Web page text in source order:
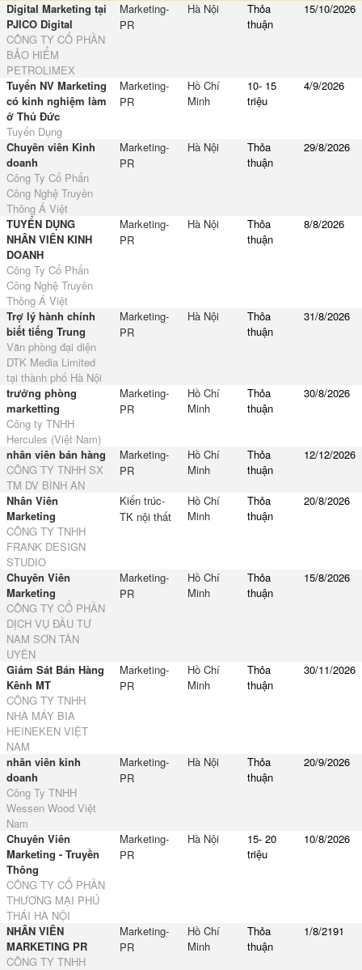
Digital Marketing tại
PJICO Digital
CÔNG TY CỔ PHẦN
BẢO HIỂM
PETROLIMEX
Marketing-
PR
Hà Nội
Thỏa
thuận
15/10/2026
Tuyển NV Marketing
có kinh nghiệm làm
ở Thủ Đức
Tuyển Dụng
Marketing-
PR
Hồ Chí
Minh
10- 15
triệu
4/9/2026
Chuyên viên Kinh
doanh
Công Ty Cổ Phẩn
Công Nghệ Truyền
Thông Á Việt
Marketing-
PR
Hà Nội
Thỏa
thuận
29/8/2026
TUYỂN DỤNG
NHÂN VIÊN KINH
DOANH
Công Ty Cổ Phẩn
Công Nghệ Truyền
Thông Á Việt
Marketing-
PR
Hà Nội
Thỏa
thuận
8/8/2026
Trợ lý hành chính
biết tiếng Trung
Văn phòng đại diện
DTK Media Limited
tại thành phố Hà Nội
Marketing-
PR
Hà Nội
Thỏa
thuận
31/8/2026
trưởng phòng
marketting
Công ty TNHH
Hercules (Việt Nam)
Marketing-
PR
Hồ Chí
Minh
Thỏa
thuận
30/8/2026
nhân viên bán hàng
CÔNG TY TNHH SX
TM DV BÌNH AN
Marketing-
PR
Hồ Chí
Minh
Thỏa
thuận
12/12/2026
Nhân Viên
Marketing
CÔNG TY TNHH
FRANK DESIGN
STUDIO
Kiến trúc-
TK nội thất
Hồ Chí
Minh
Thỏa
thuận
20/8/2026
Chuyên Viên
Marketing
CÔNG TY CỔ PHẦN
DỊCH VỤ ĐẦU TƯ
NAM SƠN TÂN
UYÊN
Marketing-
PR
Hồ Chí
Minh
Thỏa
thuận
15/8/2026
Giám Sát Bán Hàng
Kênh MT
CÔNG TY TNHH
NHÀ MÁY BIA
HEINEKEN VIỆT
NAM
Marketing-
PR
Hồ Chí
Minh
Thỏa
thuận
30/11/2026
nhân viên kinh
doanh
Công Ty TNHH
Wessen Wood Việt
Nam
Marketing-
PR
Hà Nội
Thỏa
thuận
20/9/2026
Chuyên Viên
Marketing - Truyền
Thông
CÔNG TY CỔ PHẦN
THƯƠNG MẠI PHÚ
THÁI HÀ NỘI
Marketing-
PR
Hà Nội
15- 20
triệu
10/8/2026
NHÂN VIÊN
MARKETING PR
CÔNG TY TNHH
Marketing-
PR
Hồ Chí
Minh
Thỏa
thuận
1/8/2191